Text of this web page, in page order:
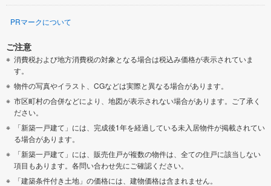
PRマークについて
ご注意
消費税および地方消費税の対象となる場合は税込み価格が表示されていま
す。
物件の写真やイラスト、CGなどは実際と異なる場合があります。
市区町村の合併などにより、地図が表示されない場合があります。ご了承く
ださい。
「新築一戸建て」には、完成後1年を経過している未入居物件が掲載されてい
る場合があります。
「新築一戸建て」には、販売住戸が複数の物件は、全ての住戸に該当しない
項目もあります。各問い合わせ先にご確認ください。
「建築条件付き土地」の価格には、建物価格は含まれません。